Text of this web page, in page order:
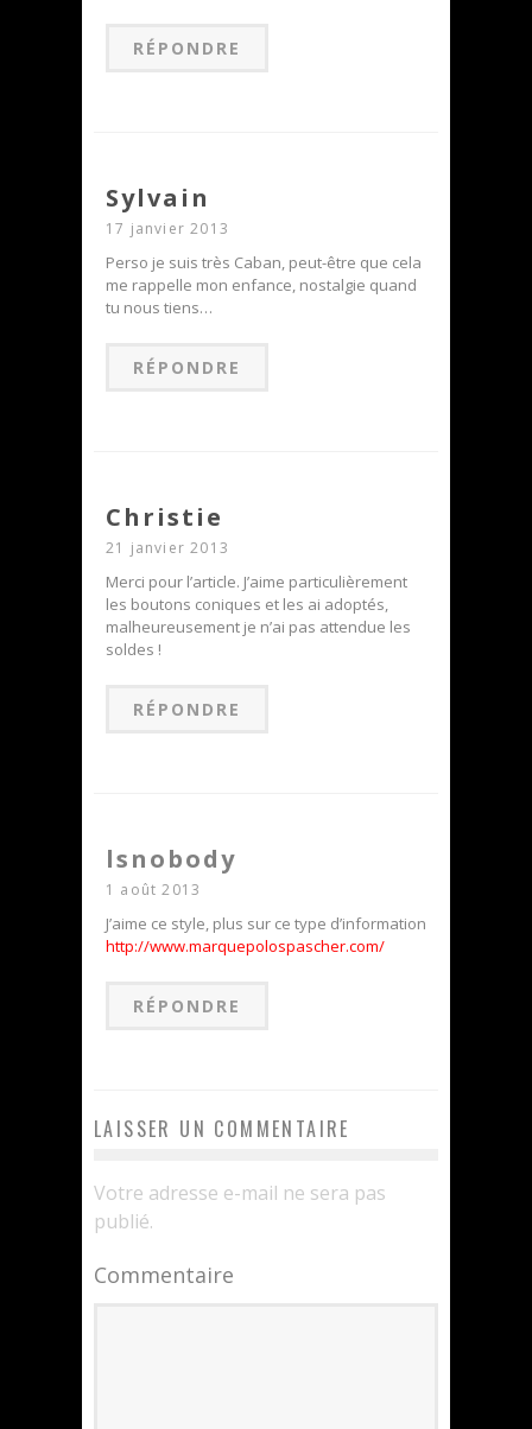
RÉPONDRE
Sylvain
17 janvier 2013
Perso je suis très Caban, peut-être que cela
me rappelle mon enfance, nostalgie quand
tu nous tiens…
RÉPONDRE
Christie
21 janvier 2013
Merci pour l’article. J’aime particulièrement
les boutons coniques et les ai adoptés,
malheureusement je n’ai pas attendue les
soldes !
RÉPONDRE
lsnobody
1 août 2013
J’aime ce style, plus sur ce type d’information
http://www.marquepolospascher.com/
RÉPONDRE
LAISSER UN COMMENTAIRE
Votre adresse e-mail ne sera pas
publié.
Commentaire